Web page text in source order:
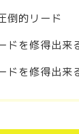
的リード
ドを修得出来
ドを修得出来